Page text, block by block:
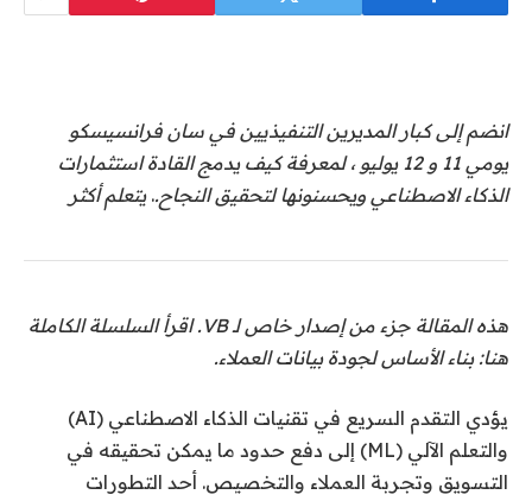
انضم إلى كبار المديرين التنفيذيين في سان فرانسيسكو
يومي 11 و 12 يوليو ، لمعرفة كيف يدمج القادة استثمارات
الذكاء الاصطناعي ويحسنونها لتحقيق النجاح..يتعلم أكثر
هذه المقالة جزء من إصدار خاص لـ VB. اقرأ السلسلة الكاملة
هنا: بناء الأساس لجودة بيانات العملاء.
يؤدي التقدم السريع في تقنيات الذكاء الاصطناعي (AI)
والتعلم الآلي (ML) إلى دفع حدود ما يمكن تحقيقه في
التسويق وتجربة العملاء والتخصيص. أحد التطورات